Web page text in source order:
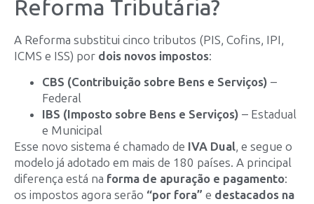
Reforma Tributária?
A Reforma substitui cinco tributos (PIS, Cofins, IPI,
ICMS e ISS) por dois novos impostos:
CBS (Contribuição sobre Bens e Serviços) –
Federal
IBS (Imposto sobre Bens e Serviços) – Estadual
e Municipal
Esse novo sistema é chamado de IVA Dual, e segue o
modelo já adotado em mais de 180 países. A principal
diferença está na forma de apuração e pagamento:
os impostos agora serão “por fora” e destacados na